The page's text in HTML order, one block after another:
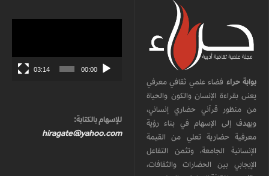
بوابة حراء فضاء علمي ثقافي معرفي
يعنى بقراءة الإنسان والكون والحياة
من منظور قرآني حضاري إنساني،
ويهدف إلى الإسهام في بناء رؤية
معرفية حضارية تعلي من القيمة
الإنسانية الجامعة، وتثمن التفاعل
الإيجابي بين الحضارات والثقافات،
00:00
03:14
للإسهام بالكتابة:
hiragate@yahoo.com